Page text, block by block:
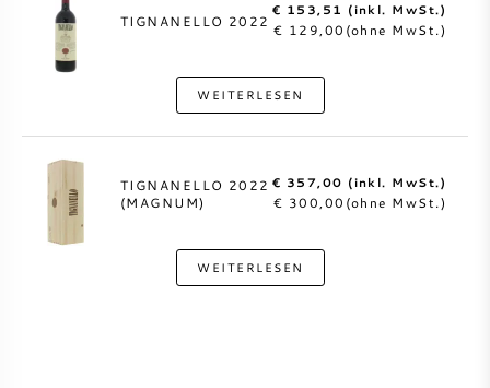
TIGNANELLO 2022
€ 153,51 (inkl. MwSt.)
€ 129,00(ohne MwSt.)
WEITERLESEN
TIGNANELLO 2022
(MAGNUM)
€ 357,00 (inkl. MwSt.)
€ 300,00(ohne MwSt.)
WEITERLESEN